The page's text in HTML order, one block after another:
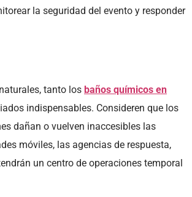
la seguridad del evento y responder
tanto los baños químicos en
indispensables. Consideren que los
dañan o vuelven inaccesibles las
móviles, las agencias de respuesta,
un centro de operaciones temporal